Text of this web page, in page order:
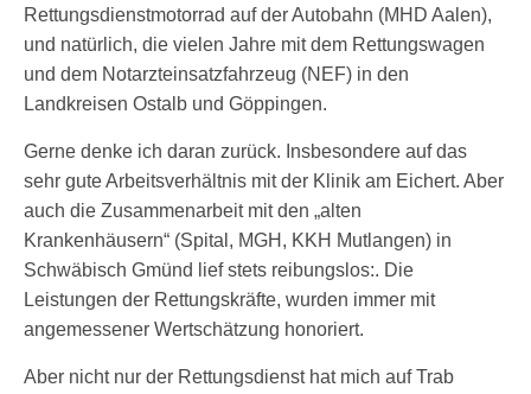
Rettungsdienstmotorrad auf der Autobahn (MHD Aalen),
und natürlich, die vielen Jahre mit dem Rettungswagen
und dem Notarzteinsatzfahrzeug (NEF) in den
Landkreisen Ostalb und Göppingen.
Gerne denke ich daran zurück. Insbesondere auf das
sehr gute Arbeitsverhältnis mit der Klinik am Eichert. Aber
auch die Zusammenarbeit mit den „alten
Krankenhäusern“ (Spital, MGH, KKH Mutlangen) in
Schwäbisch Gmünd lief stets reibungslos:. Die
Leistungen der Rettungskräfte, wurden immer mit
angemessener Wertschätzung honoriert.
Aber nicht nur der Rettungsdienst hat mich auf Trab